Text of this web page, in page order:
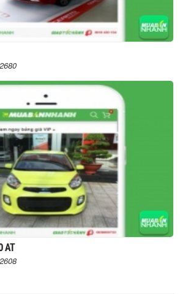
2680
AT
2608